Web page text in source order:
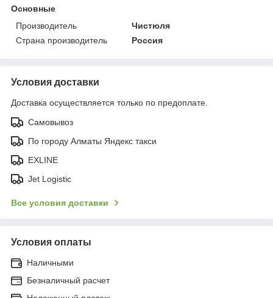
Основные
Производитель
Чистюля
Страна производитель
Россия
Условия доставки
Доставка осуществляется только по предоплате.
Самовывоз
По городу Алматы Яндекс такси
EXLINE
Jet Logistic
Все условия доставки
Условия оплаты
Наличными
Безналичный расчет